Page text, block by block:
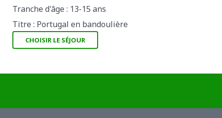
Tranche d'âge : 13-15 ans
Titre : Portugal en bandoulière
CHOISIR LE SÉJOUR